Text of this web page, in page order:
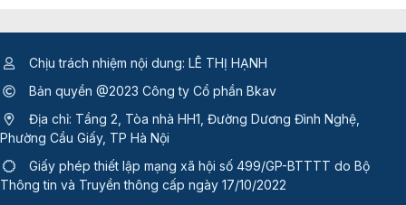
Chịu trách nhiệm nội dung: LÊ THỊ HẠNH
Bản quyền @2023 Công ty Cổ phần Bkav
Địa chỉ: Tầng 2, Tòa nhà HH1, Đường Dương Đình Nghệ,
Phường Cầu Giấy, TP Hà Nội
Giấy phép thiết lập mạng xã hội số 499/GP-BTTTT do Bộ
Thông tin và Truyền thông cấp ngày 17/10/2022